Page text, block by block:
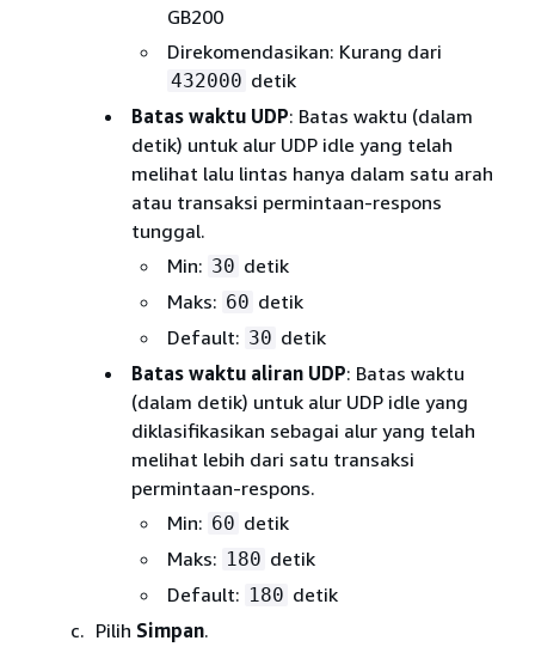
GB200
Direkomendasikan: Kurang dari
432000 detik
Batas waktu UDP: Batas waktu (dalam
detik) untuk alur UDP idle yang telah
melihat lalu lintas hanya dalam satu arah
atau transaksi permintaan-respons
tunggal.
Min: 30 detik
Maks: 60 detik
Default: 30 detik
Batas waktu aliran UDP: Batas waktu
(dalam detik) untuk alur UDP idle yang
diklasifikasikan sebagai alur yang telah
melihat lebih dari satu transaksi
permintaan-respons.
Min: 60 detik
Maks: 180 detik
Default: 180 detik
Pilih Simpan.